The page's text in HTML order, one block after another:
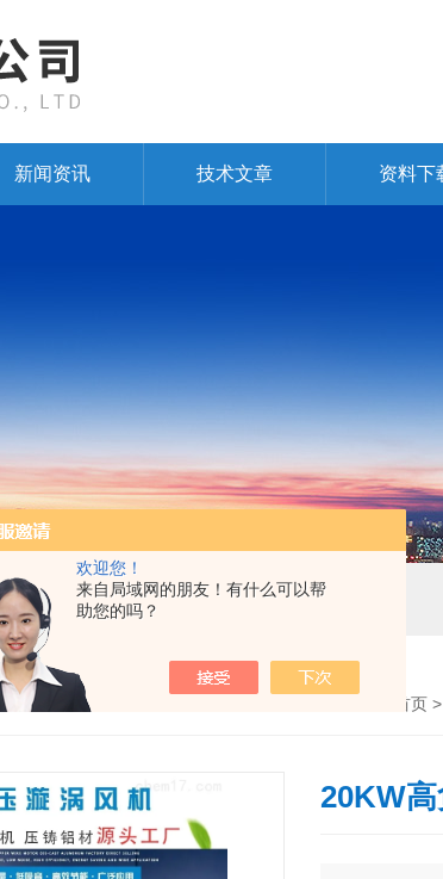
欢迎您！
来自局域网的朋友！有什么可以帮
助您的吗？
新闻资讯 技术文章 资料下
机，减速机，电机
首页 >
20KW